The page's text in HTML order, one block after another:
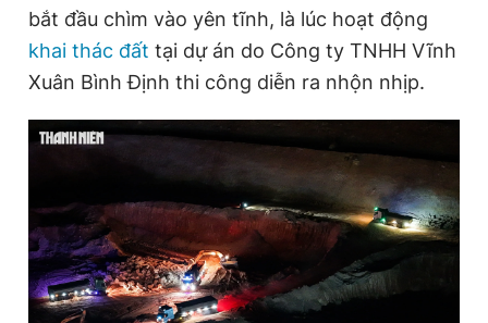
Đọc Thanh Niên trên điện thoại
Theo dõi báo trên
Hotline
0906 645 777
Liên hệ quảng cáo
0908 780 404
Đặt báo Quảng cáo RSS Tòa soạn Chính sách bảo
bắt đầu chìm vào yên tĩnh, là lúc hoạt động
khai thác đất tại dự án do Công ty TNHH Vĩnh
Xuân Bình Định thi công diễn ra nhộn nhịp.